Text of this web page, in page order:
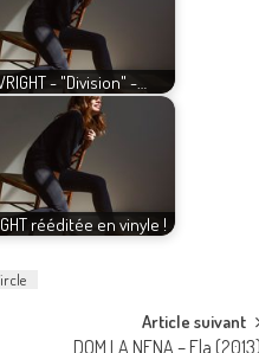
- "Division" -…
rééditée en vinyle !
Article suivant
DOM LA NENA – Ela (2013)